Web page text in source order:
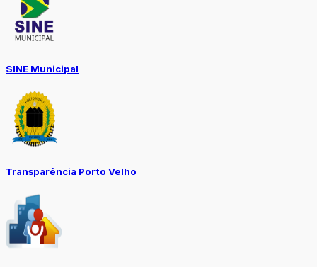
SINE Municipal
Transparência Porto Velho